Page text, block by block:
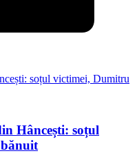
Hâncești: soțul